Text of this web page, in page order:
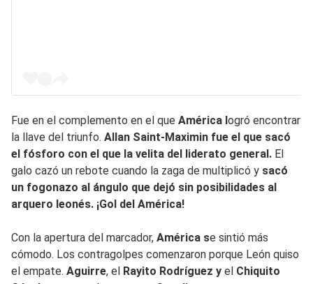
Fue en el complemento en el que América logró encontrar
la llave del triunfo. Allan Saint-Maximin fue el que sacó
el fósforo con el que la velita del liderato general. El
galo cazó un rebote cuando la zaga de multiplicó y sacó
un fogonazo al ángulo que dejó sin posibilidades al
arquero leonés. ¡Gol del América!
Con la apertura del marcador, América se sintió más
cómodo. Los contragolpes comenzaron porque León quiso
el empate. Aguirre, el Rayito Rodríguez y el Chiquito